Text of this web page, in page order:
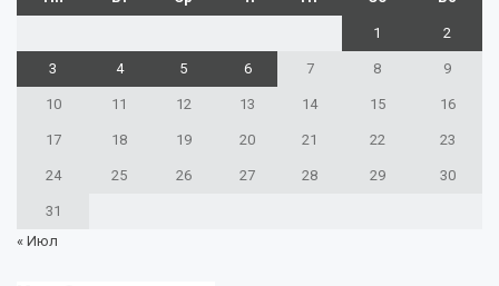
1 2
3 4 5 6 7 8 9
10 11 12 13 14 15 16
17 18 19 20 21 22 23
24 25 26 27 28 29 30
31
« Июл